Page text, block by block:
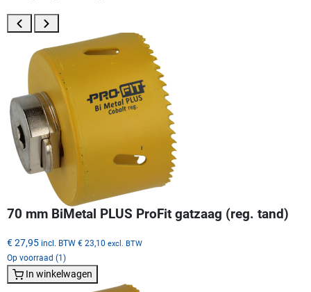
70 mm BiMetal PLUS ProFit gatzaag (reg. tand)
€ 27,95 incl. BTW € 23,10 excl. BTW
Op voorraad (1)
In winkelwagen